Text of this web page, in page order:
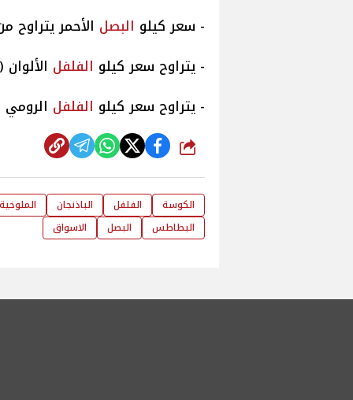
- سعر كيلو البصل الأحمر يتراوح من 5.5
- يتراوح سعر كيلو الفلفل الألوان
- يتراوح سعر كيلو الفلفل الرومي
شارك
الكوسة الفلفل الباذنجان
الملوخية
البطاطس
البصل الاسواق